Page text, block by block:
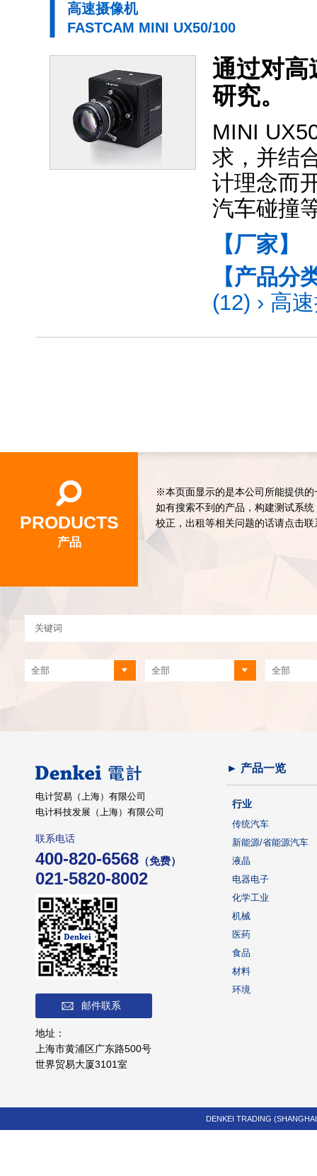
高速摄像机
FASTCAM MINI UX50/100
通过对高
研究。
MINI
求，并结
计理念而
汽车碰撞
【厂家】
【产品分
(12) › 高
PRODUCTS
产品
※本页面显示的是本公司所能提供的
如有搜索不到的产品，构建测试系
校正，出租等相关问题的话请点击联
电计贸易（上海）有限公司
电计科技发展（上海）有限公司
联系电话
400-820-6568 （免费）
021-5820-8002
邮件联系
地址：
上海市黄浦区广东路500号
世界贸易大厦3101室
► 产品一览
行业
传统汽车
新能源/省能源汽车
液晶
电器电子
化学工业
机械
医药
食品
材料
环境
DENKEI TRADING